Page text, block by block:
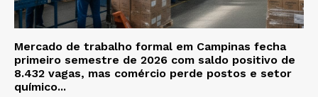
Mercado de trabalho formal em Campinas fecha
primeiro semestre de 2026 com saldo positivo de
8.432 vagas, mas comércio perde postos e setor
químico...